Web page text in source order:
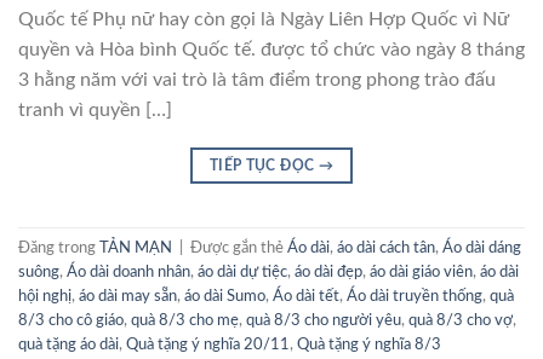
Quốc tế Phụ nữ hay còn gọi là Ngày Liên Hợp Quốc vì Nữ
quyền và Hòa bình Quốc tế. được tổ chức vào ngày 8 tháng
3 hằng năm với vai trò là tâm điểm trong phong trào đấu
tranh vì quyền […]
TIẾP TỤC ĐỌC →
Đăng trong TẢN MẠN Được gắn thẻ Áo dài, áo dài cách tân, Áo dài dáng
suông, Áo dài doanh nhân, áo dài dự tiệc, áo dài đẹp, áo dài giáo viên, áo dài
hội nghị, áo dài may sẵn, áo dài Sumo, Áo dài tết, Áo dài truyền thống, quà
8/3 cho cô giáo, quà 8/3 cho mẹ, quà 8/3 cho người yêu, quà 8/3 cho vợ,
quà tặng áo dài, Quà tặng ý nghĩa 20/11 , Quà tặng ý nghĩa 8/3